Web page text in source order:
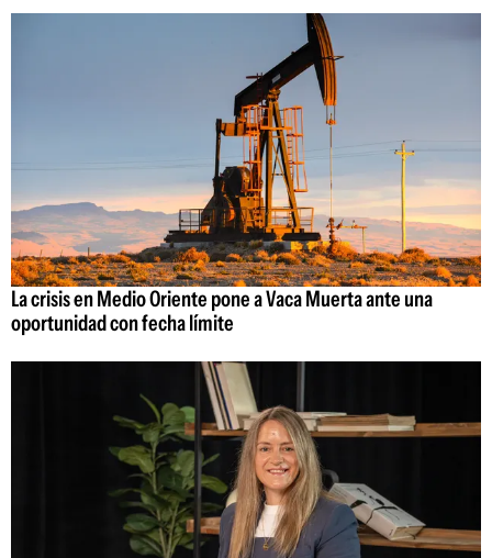
La crisis en Medio Oriente pone a Vaca Muerta ante una
oportunidad con fecha límite